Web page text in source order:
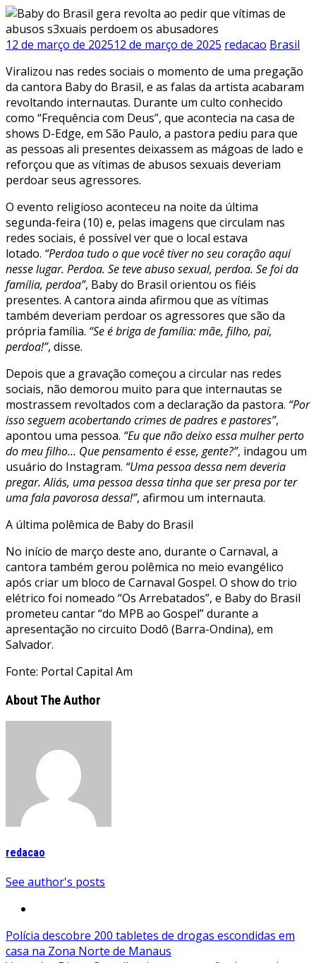
12 de março de 202512 de março de 2025 redacao Brasil
Viralizou nas redes sociais o momento de uma pregação
da cantora Baby do Brasil, e as falas da artista acabaram
revoltando internautas. Durante um culto conhecido
como “Frequência com Deus”, que acontecia na casa de
shows D-Edge, em São Paulo, a pastora pediu para que
as pessoas ali presentes deixassem as mágoas de lado e
reforçou que as vítimas de abusos sexuais deveriam
perdoar seus agressores.
O evento religioso aconteceu na noite da última
segunda-feira (10) e, pelas imagens que circulam nas
redes sociais, é possível ver que o local estava
lotado. “Perdoa tudo o que você tiver no seu coração aqui
nesse lugar. Perdoa. Se teve abuso sexual, perdoa. Se foi da
família, perdoa”, Baby do Brasil orientou os fiéis
presentes. A cantora ainda afirmou que as vítimas
também deveriam perdoar os agressores que são da
própria família. “Se é briga de família: mãe, filho, pai,
perdoa!”, disse.
Depois que a gravação começou a circular nas redes
sociais, não demorou muito para que internautas se
mostrassem revoltados com a declaração da pastora. “Por
isso seguem acobertando crimes de padres e pastores”,
apontou uma pessoa. “Eu que não deixo essa mulher perto
do meu filho… Que pensamento é esse, gente?”, indagou um
usuário do Instagram. “Uma pessoa dessa nem deveria
pregar. Aliás, uma pessoa dessa tinha que ser presa por ter
uma fala pavorosa dessa!”, afirmou um internauta.
A última polêmica de Baby do Brasil
No início de março deste ano, durante o Carnaval, a
cantora também gerou polêmica no meio evangélico
após criar um bloco de Carnaval Gospel. O show do trio
elétrico foi nomeado “Os Arrebatados”, e Baby do Brasil
prometeu cantar “do MPB ao Gospel” durante a
apresentação no circuito Dodô (Barra-Ondina), em
Salvador.
Fonte: Portal Capital Am
About The Author
redacao
See author's posts
Navegação
de
Polícia descobre 200 tabletes de drogas escondidas em
casa na Zona Norte de Manaus